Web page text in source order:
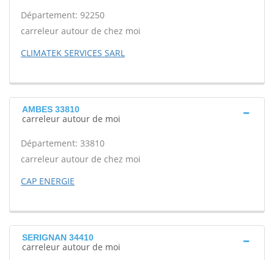
Département: 92250
carreleur autour de chez moi
CLIMATEK SERVICES SARL
AMBES 33810
carreleur autour de moi
Département: 33810
carreleur autour de chez moi
CAP ENERGIE
SERIGNAN 34410
carreleur autour de moi